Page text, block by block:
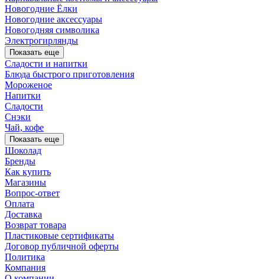
Новогодние Ёлки
Новогодние аксессуары
Новогодняя символика
Электрогирлянды
Показать еще
Сладости и напитки
Блюда быстрого приготовления
Мороженое
Напитки
Сладости
Снэки
Чай, кофе
Показать еще
Шоколад
Бренды
Как купить
Магазины
Вопрос-ответ
Оплата
Доставка
Возврат товара
Пластиковые сертификаты
Договор публичной оферты
Политика
Компания